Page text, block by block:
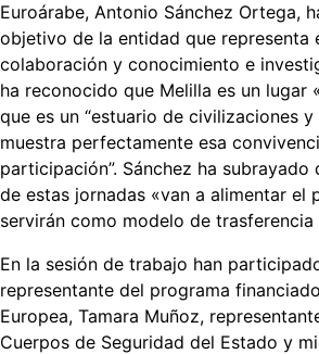
Euroárabe, Antonio Sánchez Ortega,
objetivo de la entidad que representa
colaboración y conocimiento e
ha reconocido que Melilla es un lugar
que es un “estuario de civilizaciones
muestra perfectamente esa
participación”. Sánchez ha subrayado
de estas jornadas «van a alimentar el
servirán como modelo de trasferencia
En la sesión de trabajo han
representante del programa
Europea, Tamara Muñoz,
Cuerpos de Seguridad del Estado y